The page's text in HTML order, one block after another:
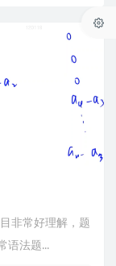
非常好理解，题
语法题...